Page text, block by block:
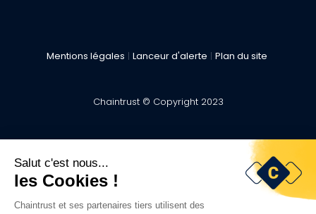
Mentions légales | Lanceur d'alerte | Plan du site
Chaintrust © Copyright 2023